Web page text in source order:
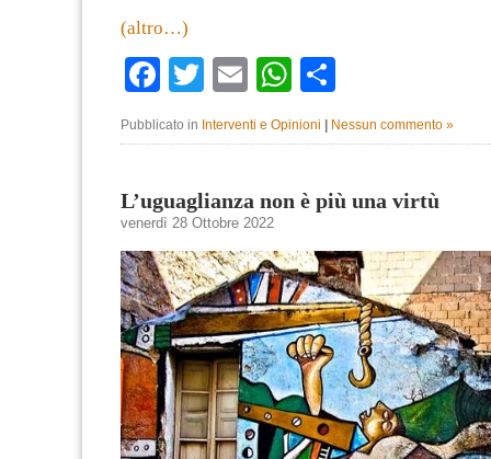
(altro…)
Facebook
TwitterEmailWhatsApp
Pubblicato in Interventi e Opinioni Nessun commento »
L’uguaglianza non è più una virtù
venerdì 28 Ottobre 2022